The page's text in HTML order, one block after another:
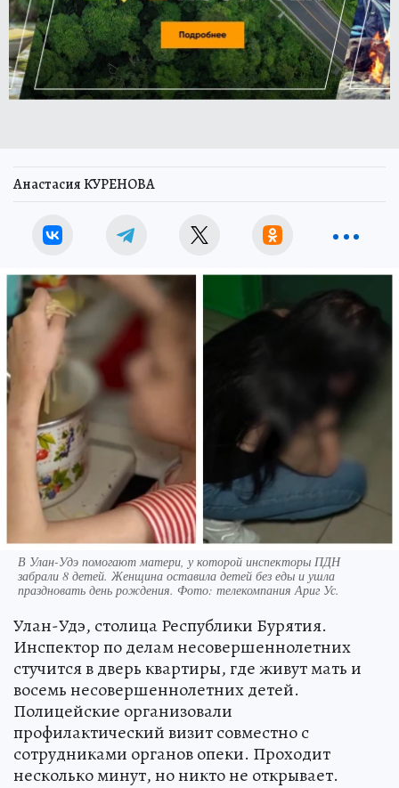
Анастасия КУРЕНОВА
В Улан-Удэ помогают матери, у которой инспекторы ПДН
забрали 8 детей. Женщина оставила детей без еды и ушла
праздновать день рождения. Фото: телекомпания Ариг Ус.
Улан-Удэ, столица Республики Бурятия.
Инспектор по делам несовершеннолетних
стучится в дверь квартиры, где живут мать и
восемь несовершеннолетних детей.
Полицейские организовали
профилактический визит совместно с
сотрудниками органов опеки. Проходит
несколько минут, но никто не открывает.